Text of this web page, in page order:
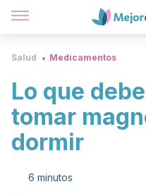
Salud Medicamentos
Lo que
tomar
dormir
6 minutos